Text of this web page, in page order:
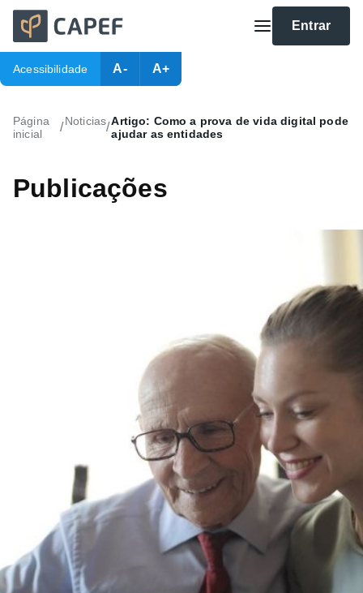
Entrar
Acessibilidade A- A+
Página
inicial
/Noticias/Artigo: Como a prova de vida digital pode
ajudar as entidades
Publicações